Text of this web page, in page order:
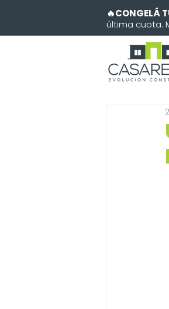
🔥CONGELÁ
última cuota.